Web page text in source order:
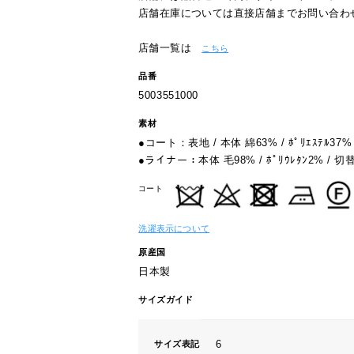
店舗在庫については直接店舗までお問い合
店舗一覧は こちら
品番
5003551000
素材
●コート：表地 / 本体 綿63% / ﾎﾟﾘｴｽﾃﾙ
●ライナー：本体 毛98% / ﾎﾟﾘｳﾚﾀﾝ2% / 切
コート
洗濯表示について
原産国
日本製
サイズガイド
サイズ表記 6